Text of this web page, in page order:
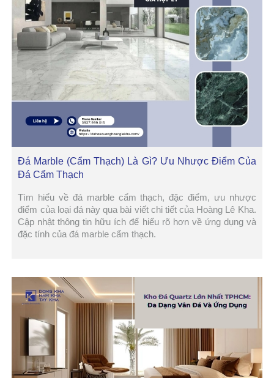
Đá Marble (Cẩm Thạch) Là Gì? Ưu Nhược Điểm Của
Đá Cẩm Thạch
Tìm hiểu về đá marble cẩm thạch, đặc điểm, ưu nhược
điểm của loại đá này qua bài viết chi tiết của Hoàng Lê Kha.
Cập nhật thông tin hữu ích để hiểu rõ hơn về ứng dụng và
đặc tính của đá marble cẩm thạch.